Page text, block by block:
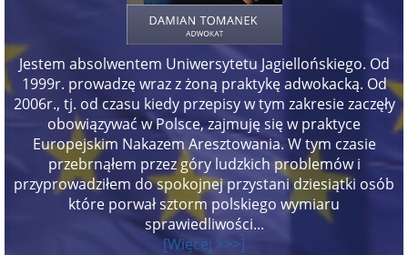
Jestem absolwentem Uniwersytetu Jagiellońskiego. Od
1999r. prowadzę wraz z żoną praktykę adwokacką. Od
2006r., tj. od czasu kiedy przepisy w tym zakresie zaczęły
obowiązywać w Polsce, zajmuję się w praktyce
Europejskim Nakazem Aresztowania. W tym czasie
przebrnąłem przez góry ludzkich problemów i
przyprowadziłem do spokojnej przystani dziesiątki osób
które porwał sztorm polskiego wymiaru
sprawiedliwości...
[Więcej >>>]